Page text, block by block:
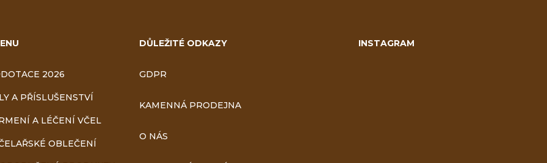
2026
A PŘÍSLUŠENSTVÍ
A LÉČENÍ VČEL
OBLEČENÍ
DŮLEŽITÉ ODKAZY
GDPR
KAMENNÁ PRODEJNA
O NÁS
INSTAGRAM